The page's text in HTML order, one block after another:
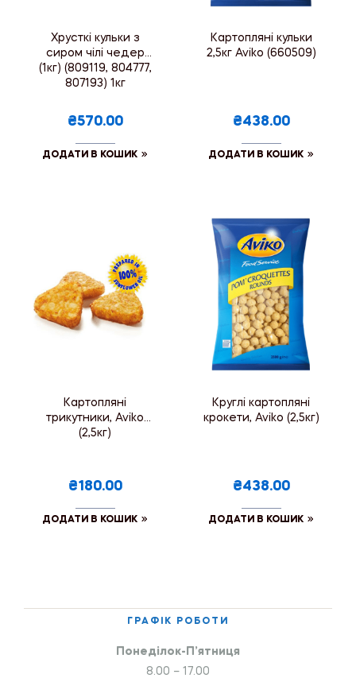
Хрусткі кульки з
сиром чілі чедер
(1кг) (809119, 804777,
807193) 1кг
₴570.00
ДОДАТИ В КОШИК
Картопляні кульки
2,5кг Aviko (660509)
₴438.00
ДОДАТИ В КОШИК
Картопляні
трикутники, Aviko
(2,5кг)
₴180.00
ДОДАТИ В КОШИК
Круглі картопляні
крокети, Aviko (2,5кг)
₴438.00
ДОДАТИ В КОШИК
ГРАФІК РОБОТИ
Понеділок-П’ятниця
8.00 – 17.00